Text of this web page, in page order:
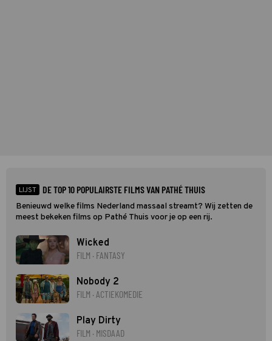
LIJST DE TOP 10 POPULAIRSTE FILMS VAN PATHÉ THUIS
Benieuwd welke films Nederland massaal streamt? Wij zetten de
meest bekeken films op Pathé Thuis voor je op een rij.
Wicked
FILM · FANTASY
Nobody 2
FILM · ACTIEKOMEDIE
Play Dirty
FILM · MISDAAD